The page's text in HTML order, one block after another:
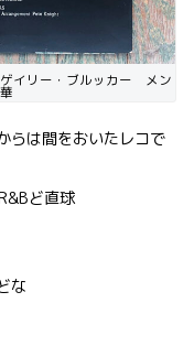
イリー・ブルッカー メン
らは間をおいたレコで
ど直球
な